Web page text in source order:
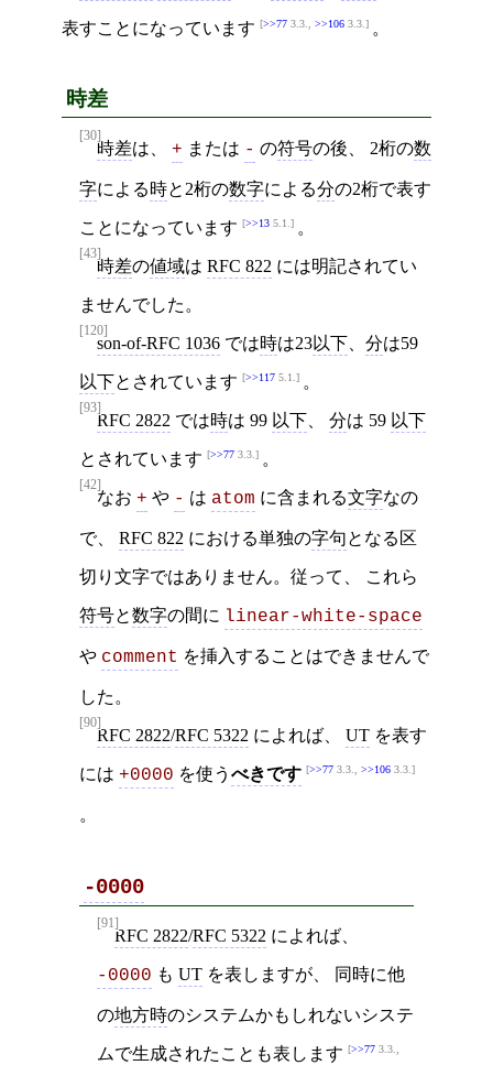
表すことになっています >>77 3.3., >>106 3.3. 。
時差
[30]
時差は、 + または - の符号の後、 2桁の数
字による時と2桁の数字による分の2桁で表す
ことになっています >>13 5.1. 。
[43]
時差の値域は RFC 822 には明記されてい
ませんでした。
[120]
son-of-RFC 1036 では時は23以下 分は59
以下とされています >>117 5.1. 。
[93]
RFC 2822 では時は 99 以下 分は 59 以下
とされています >>77 3.3. 。
[42]
なお + や - は atom に含まれる文字なの
で、 RFC 822 における単独の字句となる区
切り文字ではありません。従って、 これら
符号と数字の間に linear-white-space
や comment を挿入することはできませんで
した。
[90]
RFC 2822/RFC 5322 によれば、 UT を表す
には +0000 を使う べきです >>77 3.3., >>106 3.3.
。
-0000
[91]
RFC 2822/RFC 5322 によれば、
-0000 も UT を表しますが、 同時に他
の地方時のシステムかもしれないシステ
ムで生成されたことも表します >>77 3.3.,